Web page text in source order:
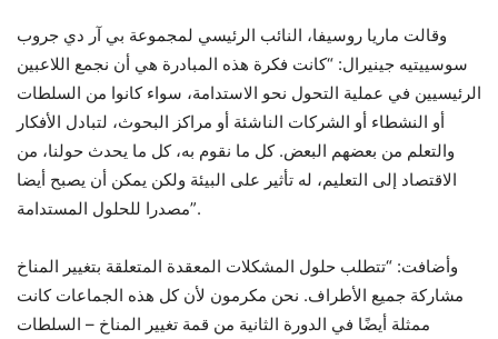
وقالت ماريا روسيفا، النائب الرئيسي لمجموعة بي آر دي جروب
سوسييتيه جينيرال: “كانت فكرة هذه المبادرة هي أن نجمع اللاعبين
الرئيسيين في عملية التحول نحو الاستدامة، سواء كانوا من السلطات
أو النشطاء أو الشركات الناشئة أو مراكز البحوث، لتبادل الأفكار
والتعلم من بعضهم البعض. كل ما نقوم به، كل ما يحدث حولنا، من
الاقتصاد إلى التعليم، له تأثير على البيئة ولكن يمكن أن يصبح أيضا
مصدرا للحلول المستدامة”.
وأضافت: “تتطلب حلول المشكلات المعقدة المتعلقة بتغيير المناخ
مشاركة جميع الأطراف. نحن مكرمون لأن كل هذه الجماعات كانت
ممثلة أيضًا في الدورة الثانية من قمة تغيير المناخ – السلطات